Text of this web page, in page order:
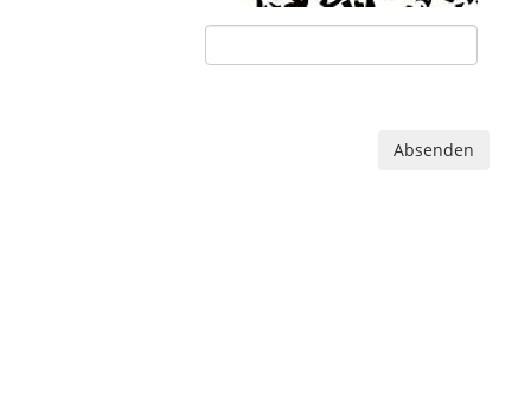
Absenden